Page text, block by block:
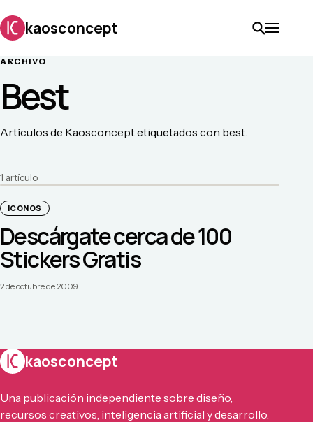
kaosconcept
ARCHIVO
Best
Artículos de Kaosconcept etiquetados con best.
1 artículo
ICONOS
Descárgate cerca de 100
Stickers Gratis
2 de octubre de 2009
kaosconcept
Una publicación independiente sobre diseño,
recursos creativos, inteligencia artificial y desarrollo.